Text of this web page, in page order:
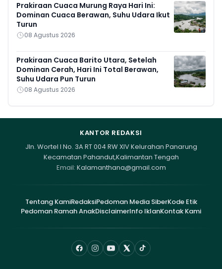
Prakiraan Cuaca Murung Raya Hari Ini:
Dominan Cuaca Berawan, Suhu Udara Ikut
Turun
08 Agustus 2026
Prakiraan Cuaca Barito Utara, Setelah
Dominan Cerah, Hari Ini Total Berawan,
Suhu Udara Pun Turun
08 Agustus 2026
KANTOR REDAKSI
Jln. Wortel I No. 3A RT 004 RW XIV Kelurahan Panarung
Kecamatan Pahandut,Kalimantan Tengah
Email: Kalamanthana@gmail.com
Tentang KamiRedaksiPedoman Media SiberKode Etik
Pedoman Ramah AnakDisclaimerInfo IklanKontak Kami